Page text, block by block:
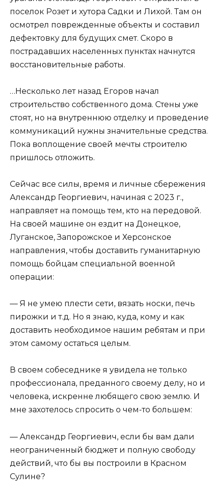
поселок Розет и хутора Садки и Лихой. Там он
осмотрел поврежденные объекты и составил
дефектовку для будущих смет. Скоро в
пострадавших населенных пунктах начнутся
восстановительные работы.
…Несколько лет назад Егоров начал
строительство собственного дома. Стены уже
стоят, но на внутреннюю отделку и проведение
коммуникаций нужны значительные средства.
Пока воплощение своей мечты строителю
пришлось отложить.
Сейчас все силы, время и личные сбережения
Александр Георгиевич, начиная с 2023 г.,
направляет на помощь тем, кто на передовой.
На своей машине он ездит на Донецкое,
Луганское, Запорожское и Херсонское
направления, чтобы доставить гуманитарную
помощь бойцам специальной военной
операции:
— Я не умею плести сети, вязать носки, печь
пирожки и т.д. Но я знаю, куда, кому и как
доставить необходимое нашим ребятам и при
этом самому остаться целым.
В своем собеседнике я увидела не только
профессионала, преданного своему делу, но и
человека, искренне любящего свою землю. И
мне захотелось спросить о чем-то большем:
— Александр Георгиевич, если бы вам дали
неограниченный бюджет и полную свободу
действий, что бы вы построили в Красном
Сулине?